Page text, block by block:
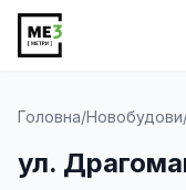
Головна/Новобудови
ул.